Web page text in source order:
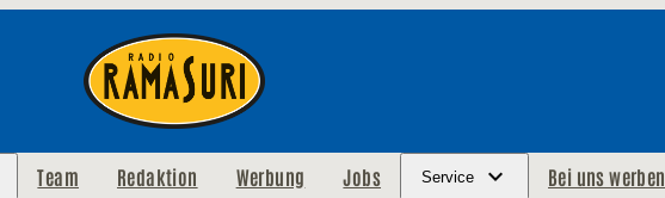
Team Redaktion Werbung Jobs Service Bei uns werben